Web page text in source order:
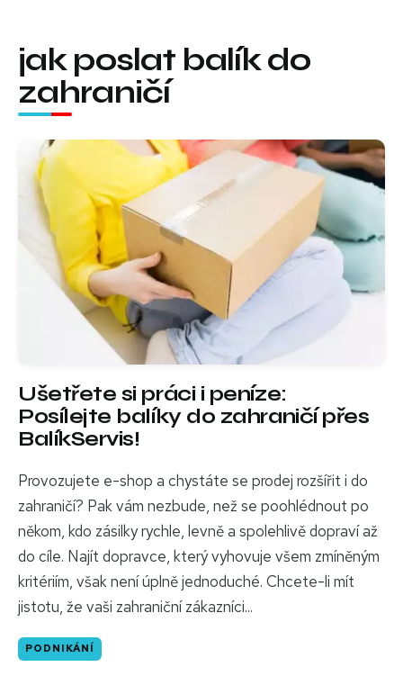
jak poslat balík do
zahraničí
Ušetřete si práci i peníze:
Posílejte balíky do zahraničí přes
BalíkServis!
Provozujete e-shop a chystáte se prodej rozšířit i do
zahraničí? Pak vám nezbude, než se poohlédnout po
někom, kdo zásilky rychle, levně a spolehlivě dopraví až
do cíle. Najít dopravce, který vyhovuje všem zmíněným
kritériím, však není úplně jednoduché. Chcete-li mít
jistotu, že vaši zahraniční zákazníci...
PODNIKÁNÍ